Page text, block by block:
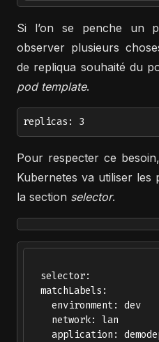
Si l’on se penche un
observer plusieurs
de repliqua souhaité du
pod template.
replicas: 3
Pour respecter ce
Kubernetes va utiliser les
la section selector.
  selector:
  matchLabels:
    environment: dev
    network: lan
application: